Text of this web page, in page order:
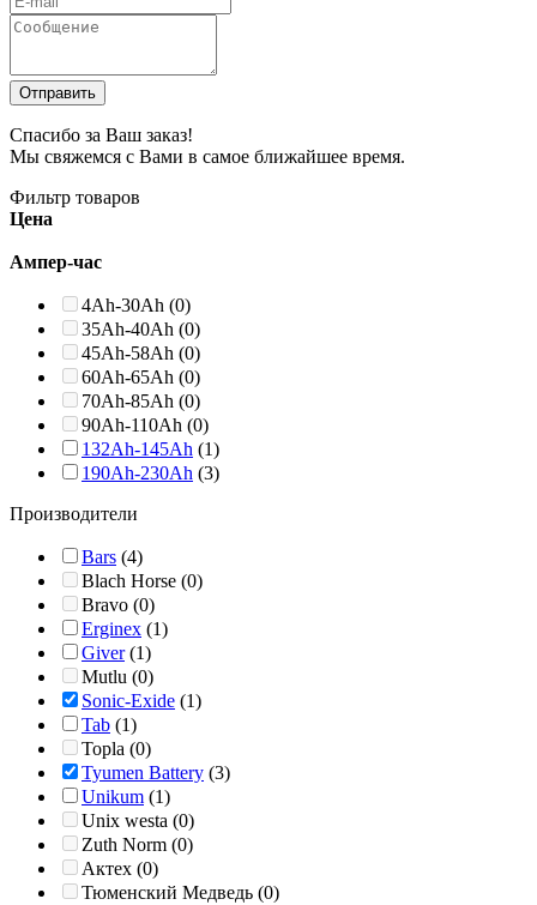
Спасибо за Ваш заказ!
Мы свяжемся с Вами в самое ближайшее время.
Фильтр товаров
Цена
Ампер-час
4Ah-30Ah (0)
35Ah-40Ah (0)
45Ah-58Ah (0)
60Ah-65Ah (0)
70Ah-85Ah (0)
90Ah-110Ah (0)
132Ah-145Ah (1)
190Ah-230Ah (3)
Производители
Bars (4)
Blach Horse (0)
Bravo (0)
Erginex (1)
Giver(1)
Mutlu (0)
Sonic-Exide (1)
Tab (1)
Topla (0)
Tyumen Battery (3)
Unikum (1)
Unix westa (0)
Zuth Norm (0)
Актех (0)
Тюменский Медведь (0)